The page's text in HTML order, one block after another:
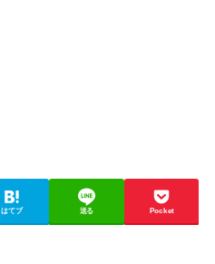
はてブ 送る Pocket